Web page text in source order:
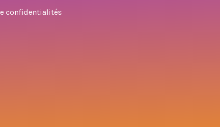
confidentialités